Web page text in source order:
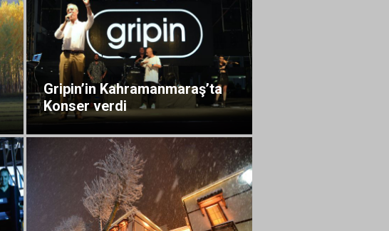
Gripin’in Kahramanmaraş’ta
Konser verdi